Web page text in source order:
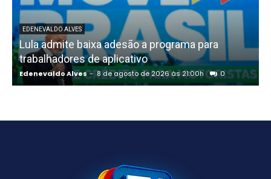
EDENEVALDO ALVES
Lula admite baixa adesão a programa para
trabalhadores de aplicativo
Edenevaldo Alves - 8 de agosto de 2026 às 21:00h 0